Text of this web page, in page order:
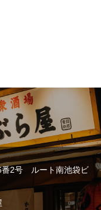
番2号 ルート南池袋ビ